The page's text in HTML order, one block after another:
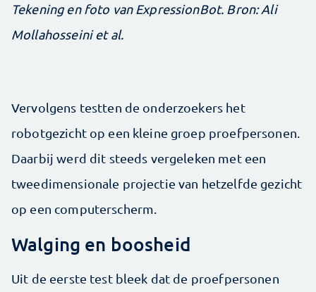
Tekening en foto van ExpressionBot. Bron: Ali
Mollahosseini et al.
Vervolgens testten de onderzoekers het
robotgezicht op een kleine groep proefpersonen.
Daarbij werd dit steeds vergeleken met een
tweedimensionale projectie van hetzelfde gezicht
op een computerscherm.
Walging en boosheid
Uit de eerste test bleek dat de proefpersonen